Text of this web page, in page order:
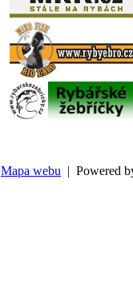
Mapa webu | Powered